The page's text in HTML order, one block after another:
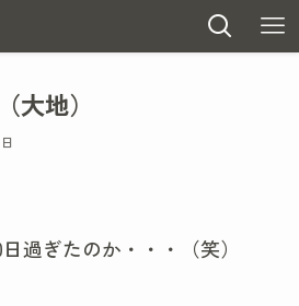
大地）
過ぎたのか・・・（笑）